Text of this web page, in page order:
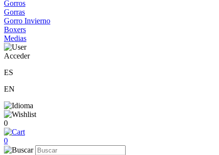
Gorros
Gorras
Gorro Invierno
Boxers
Medias
Acceder
ES
EN
0
0